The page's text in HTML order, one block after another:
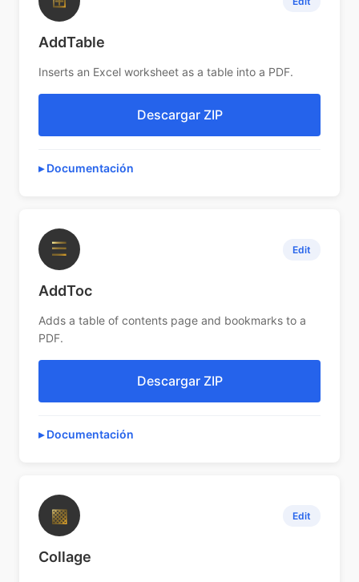
AddTable
Inserts an Excel worksheet as a table into a PDF.
Descargar ZIP
Documentación
☰ Edit
AddToc
Adds a table of contents page and bookmarks to a
PDF.
Descargar ZIP
Documentación
▩ Edit
Collage